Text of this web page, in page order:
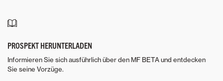
PROSPEKT HERUNTERLADEN
Informieren Sie sich ausführlich über den MF BETA und entdecken
Sie seine Vorzüge.